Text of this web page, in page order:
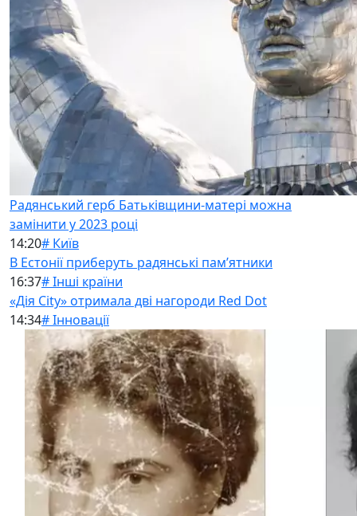
Радянський герб Батьківщини-матері можна
замінити у 2023 році
14:20# Київ
В Естонії приберуть радянські памʼятники
16:37# Інші країни
«Дія City» отримала дві нагороди Red Dot
14:34# Інновації